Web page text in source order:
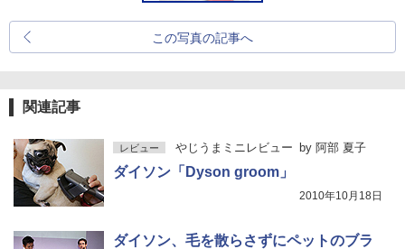
この写真の記事へ
関連記事
レビュー やじうまミニレビュー by 阿部 夏子
ダイソン「Dyson groom」
2010年10月18日
ダイソン、毛を散らさずにペットのブラ